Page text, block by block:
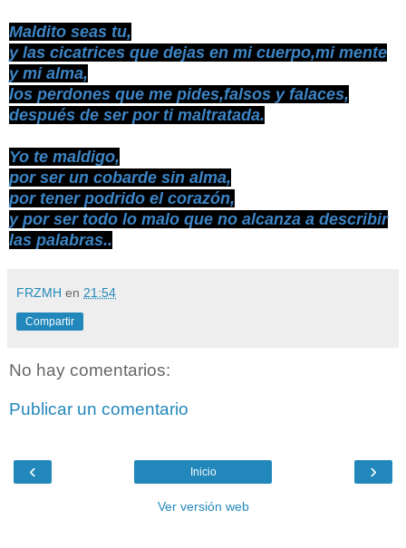
Maldito seas tu,
y las cicatrices que dejas en mi cuerpo,mi mente
y mi alma,
los perdones que me pides,falsos y falaces,
después de ser por ti maltratada.
Yo te maldigo,
por ser un cobarde sin alma,
por tener podrido el corazón,
y por ser todo lo malo que no alcanza a describir
las palabras..
FRZMH en 21:54
Compartir
No hay comentarios:
Publicar un comentario
‹ ›
Inicio
Ver versión web